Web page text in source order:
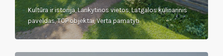
Kultūra ir istorija, Lankytinos vietos, Latgalos kulinarinis
paveldas, TOP objektai, Verta pamatyti